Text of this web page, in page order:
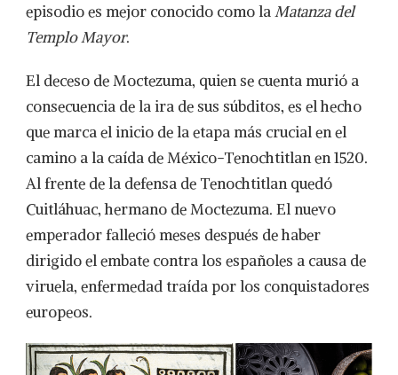
episodio es mejor conocido como laMatanza del
Templo Mayor.
El deceso de Moctezuma, quien se cuenta murió a
consecuencia de la ira de sus súbditos, es el hecho
que marca el inicio de la etapa más crucial en el
camino a la caída de México-Tenochtitlan en 1520.
Al frente de la defensa de Tenochtitlan quedó
Cuitláhuac, hermano de Moctezuma. El nuevo
emperador falleció meses después de haber
dirigido el embate contra los españoles a causa de
viruela, enfermedad traída por los conquistadores
europeos.